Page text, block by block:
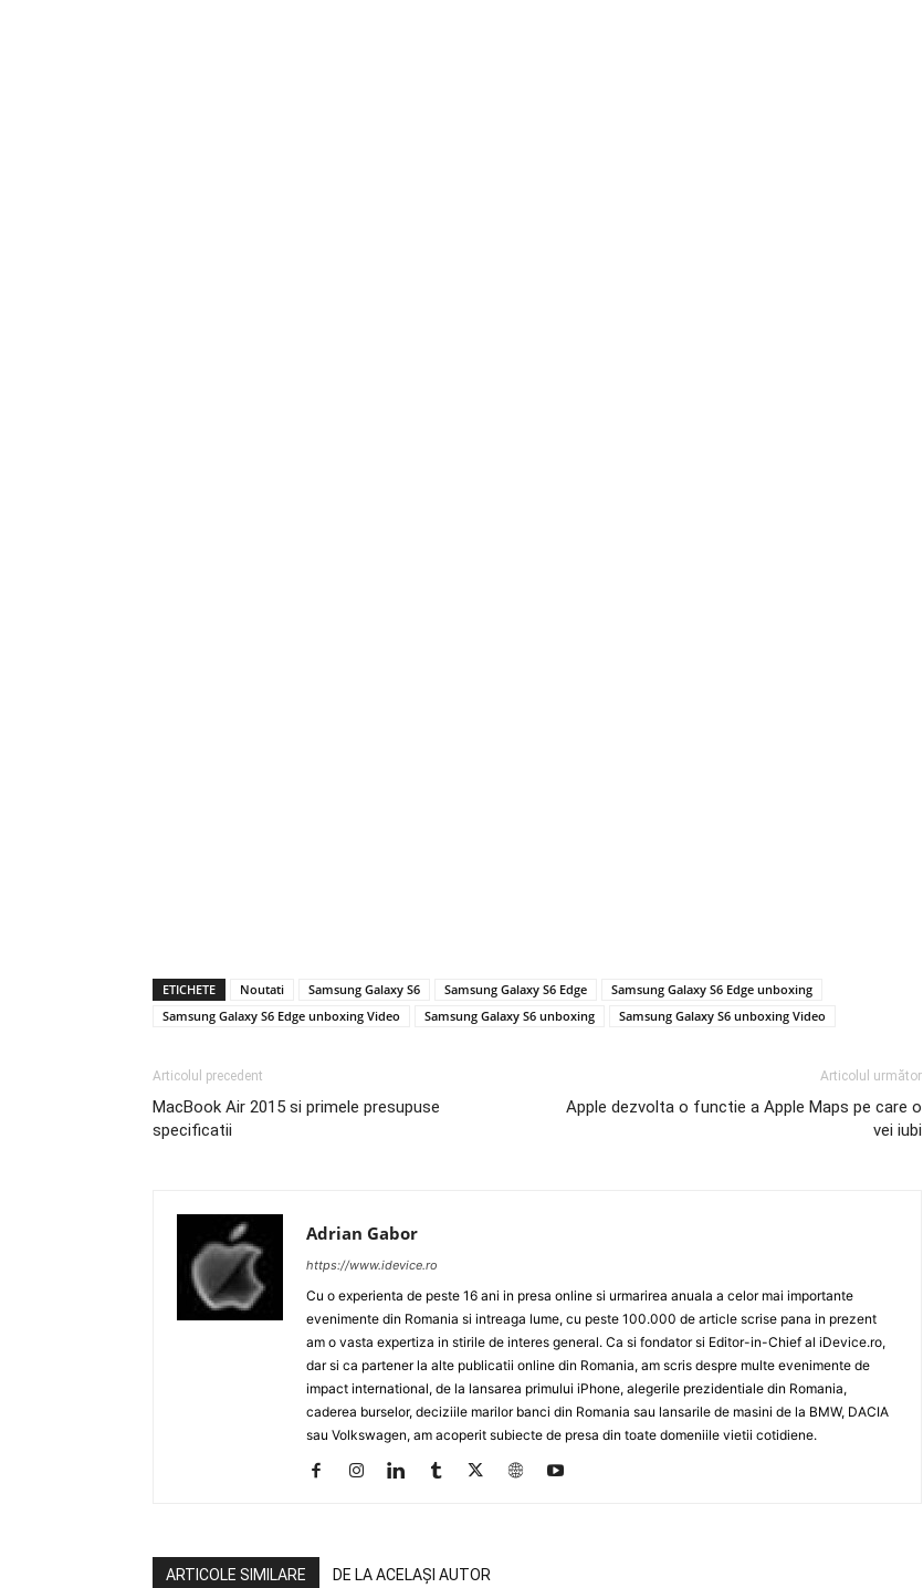
ETICHETE Noutati Samsung Galaxy S6 Samsung Galaxy S6 Edge
Samsung Galaxy S6 Edge unboxing
Samsung Galaxy S6 Edge unboxing Video
Samsung Galaxy S6 unboxing Samsung Galaxy S6 unboxing Video
Articolul precedent
MacBook Air 2015 si primele presupuse
specificatii
Articolul următor
Apple dezvolta o functie a Apple Maps pe care o
vei iubi
Adrian Gabor
https://www.idevice.ro
Cu o experienta de peste 16 ani in presa online si urmarirea anuala a celor mai importante
evenimente din Romania si intreaga lume, cu peste 100.000 de article scrise pana in prezent
am o vasta expertiza in stirile de interes general. Ca si fondator si Editor-in-Chief al iDevice.ro,
dar si ca partener la alte publicatii online din Romania, am scris despre multe evenimente de
impact international, de la lansarea primului iPhone, alegerile prezidentiale din Romania,
caderea burselor, deciziile marilor banci din Romania sau lansarile de masini de la BMW, DACIA
sau Volkswagen, am acoperit subiecte de presa din toate domeniile vietii cotidiene.
ARTICOLE SIMILARE DE LA ACELAȘI AUTOR